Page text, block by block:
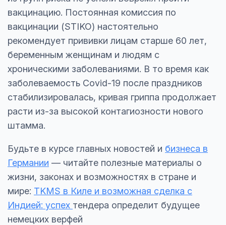
вакцинацию. Постоянная комиссия по
вакцинации (STIKO) настоятельно
рекомендует прививки лицам старше 60 лет,
беременным женщинам и людям с
хроническими заболеваниями. В то время как
заболеваемость Covid-19 после праздников
стабилизировалась, кривая гриппа продолжает
расти из-за высокой контагиозности нового
штамма.
Будьте в курсе главных новостей и бизнеса в
Германии — читайте полезные материалы о
жизни, законах и возможностях в стране и
мире: TKMS в Киле и возможная сделка с
Индией: успех тендера определит будущее
немецких верфей